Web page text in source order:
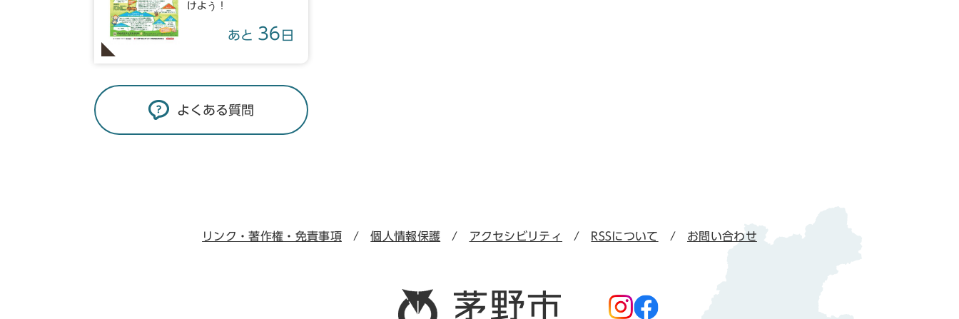
けよう！
あと 36 日
よくある質問
リンク・著作権・免責事項 個人情報保護 アクセシビリティ RSSについて お問い合わせ